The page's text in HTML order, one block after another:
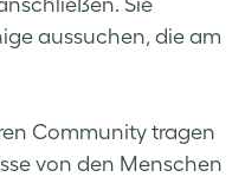
aussuchen, die am
Community tragen
von den Menschen